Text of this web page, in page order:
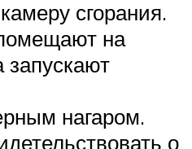
сгорания.
на
запускают
нагаром.
о